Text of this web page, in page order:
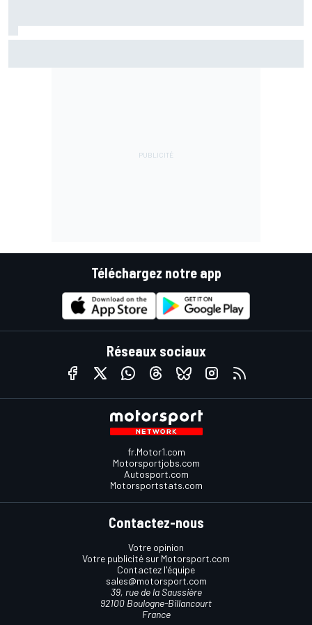
Téléchargez notre app
Réseaux sociaux
fr.Motor1.com
Motorsportjobs.com
Autosport.com
Motorsportstats.com
Contactez-nous
Votre opinion
Votre publicité sur Motorsport.com
Contactez l'équipe
sales@motorsport.com
39, rue de la Saussière
92100 Boulogne-Billancourt
France